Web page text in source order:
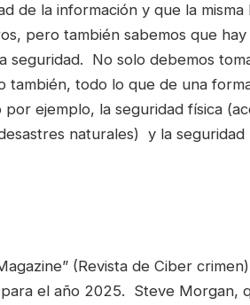
de la información y que la
pero también sabemos que
seguridad. No solo debemos
también, todo lo que de una
ejemplo, la seguridad física
naturales) y la seguridad
(Revista de Ciber
el año 2025. Steve Morgan,